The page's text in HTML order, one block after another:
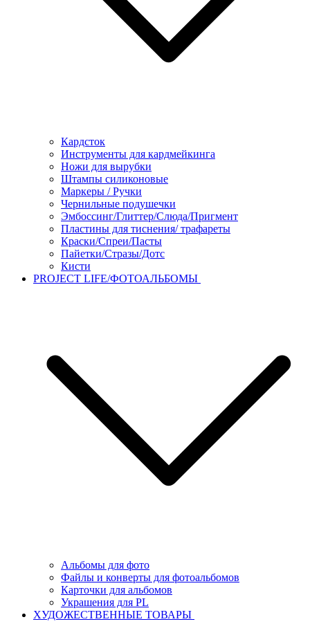
Кардсток
Инструменты для кардмейкинга
Ножи для вырубки
Штампы силиконовые
Маркеры / Ручки
Чернильные подушечки
Эмбоссинг/Глиттер/Слюда/Пригмент
Пластины для тиснения/ трафареты
Краски/Спреи/Пасты
Пайетки/Стразы/Дотс
Кисти
PROJECT LIFE/ФОТОАЛЬБОМЫ
Альбомы для фото
Файлы и конверты для фотоальбомов
Карточки для альбомов
Украшения для PL
ХУДОЖЕСТВЕННЫЕ ТОВАРЫ